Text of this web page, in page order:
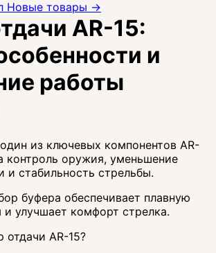
AR-15:
и
работы
из ключевых компонентов AR-
контроль оружия, уменьшение
и стабильность стрельбы.
буфера обеспечивает плавную
улучшает комфорт стрелка.
отдачи AR-15?
Новые товары →